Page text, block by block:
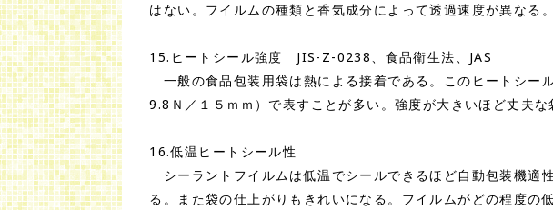
はない。フイルムの種類と香気成分によって透過速度が異なる
15.ヒートシール強度 JIS-Z-0238、食品衛生法、JAS
一般の食品包装用袋は熱による接着である。このヒートシー
9.8Ｎ／１５ｍｍ）で表すことが多い。強度が大きいほど丈夫な
16.低温ヒートシール性
シーラントフイルムは低温でシールできるほど自動包装機適
る。また袋の仕上がりもきれいになる。フイルムがどの程度の